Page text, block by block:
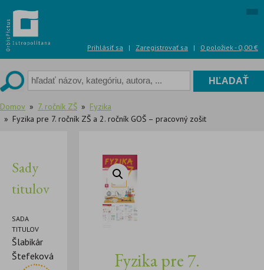
to
content
Prihlásiť sa | Zaregistrovať sa | 0 položiek - 0,00 €
Domov 7. ročník ZŠ
Fyzika
Fyzika pre 7. ročník ZŠ a 2. ročník GOŠ – pracovný zošit
Sady
titulov
SADA
TITULOV
Šlabikár
Štefeková
Fyzika pre 7.